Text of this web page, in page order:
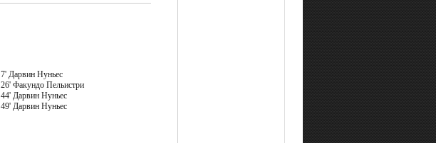
7' Дарвин Нуньес
26' Факундо Пельистри
44' Дарвин Нуньес
49' Дарвин Нуньес